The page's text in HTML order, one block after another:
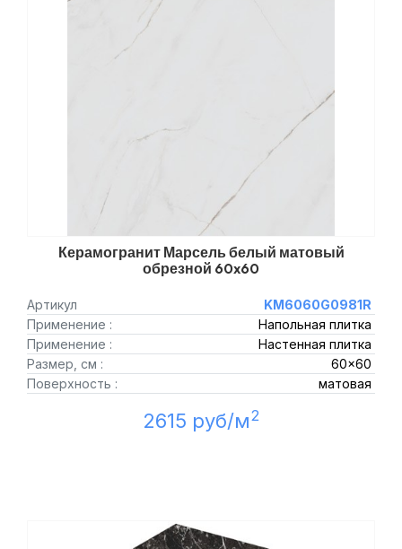
Керамогранит Марсель белый матовый
обрезной 60x60
Артикул
KM6060G0981R
Применение :
Напольная плитка
Применение :
Настенная плитка
Размер, см :
60x60
Поверхность :
матовая
2615 руб/м2